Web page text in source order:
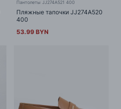
Пантолеты JJ274A521 400
Пляжные тапочки JJ274A520
400
53.99 BYN